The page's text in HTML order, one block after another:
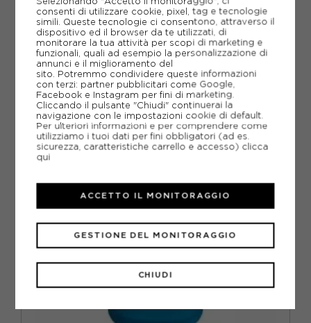
XS S M L
ACQUISTA
-30% 69,30€
99,00€
consenti di utilizzare cookie, pixel, tag e tecnologie
simili. Queste tecnologie ci consentono, attraverso il
dispositivo ed il browser da te utilizzati, di
monitorare la tua attività per scopi di marketing e
funzionali, quali ad esempio la personalizzazione di
annunci e il miglioramento del
sito. Potremmo condividere queste informazioni
con terzi: partner pubblicitari come Google,
Facebook e Instagram per fini di marketing.
Cliccando il pulsante "Chiudi" continuerai la
navigazione con le impostazioni cookie di default.
Per ulteriori informazioni e per comprendere come
utilizziamo i tuoi dati per fini obbligatori (ad es.
sicurezza, caratteristiche carrello e accesso) clicca
qui
CHIUDI
GESTIONE DEL MONITORAGGIO
ACCETTO IL MONITORAGGIO